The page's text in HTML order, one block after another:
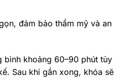
đảm bảo thẩm mỹ và an
bình khoảng 60–90 phút tùy
Sau khi gắn xong, khóa sẽ